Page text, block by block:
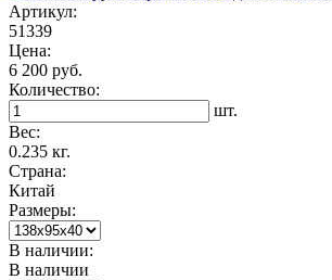
Артикул:
51339
Цена:
6 200 руб.
Количество:
шт.
Вес:
0.235 кг.
Страна:
Китай
Размеры:
В наличии:
В наличии